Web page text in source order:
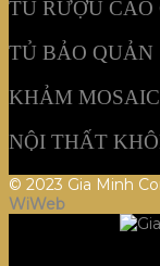
TỦ RƯỢU CAO
TỦ BẢO QUẢN
KHẢM MOSAIC
NỘI THẤT
© 2023 Gia Minh
WiWeb